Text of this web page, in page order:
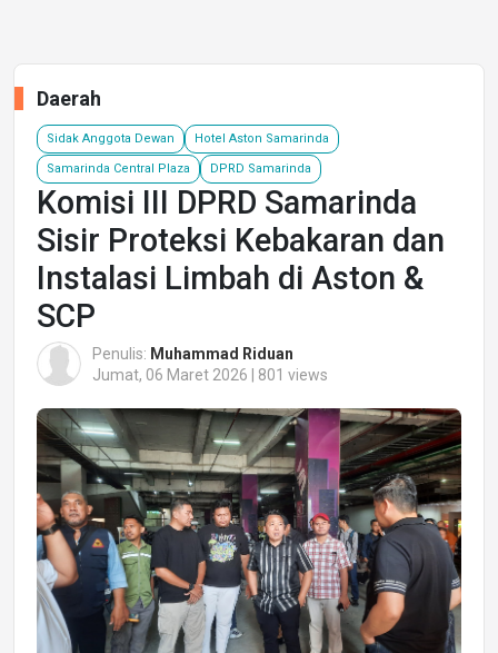
Daerah
Sidak Anggota Dewan Hotel Aston Samarinda
Samarinda Central Plaza DPRD Samarinda
Komisi III DPRD Samarinda
Sisir Proteksi Kebakaran dan
Instalasi Limbah di Aston &
SCP
Penulis: Muhammad Riduan
Jumat, 06 Maret 2026 | 801 views